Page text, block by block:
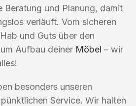
Beratung und Planung, damit
verläuft. Vom sicheren
und Guts über den
Aufbau deiner Möbel – wir
besonders unseren
Service. Wir halten